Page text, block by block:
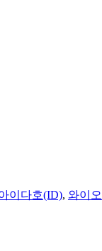
이다호(ID), 와이